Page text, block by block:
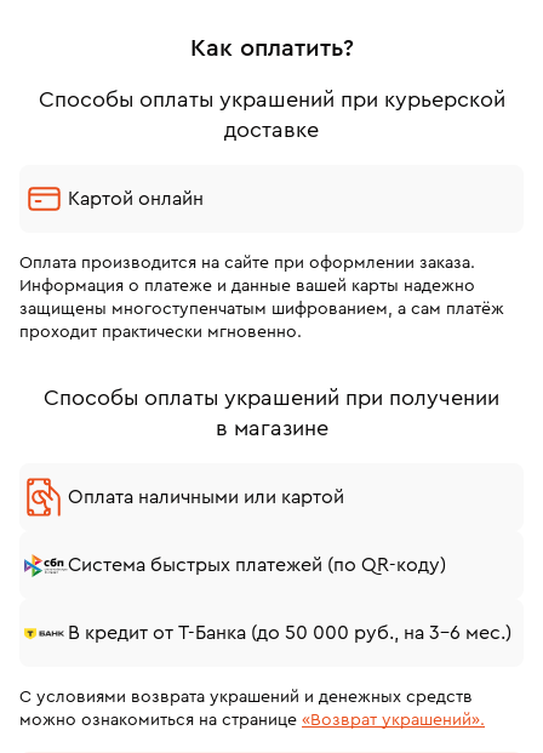
Как оплатить?
Способы оплаты украшений при курьерской
доставке
Картой онлайн
Оплата производится на сайте при оформлении заказа.
Информация о платеже и данные вашей карты надежно
защищены многоступенчатым шифрованием, а сам платёж
проходит практически мгновенно.
Способы оплаты украшений при получении
в магазине
Оплата наличными или картой
Система быстрых платежей (по QR-коду)
В кредит от Т-Банка (до 50 000 руб., на 3–6 мес.)
С условиями возврата украшений и денежных средств
можно ознакомиться на странице «Возврат украшений».